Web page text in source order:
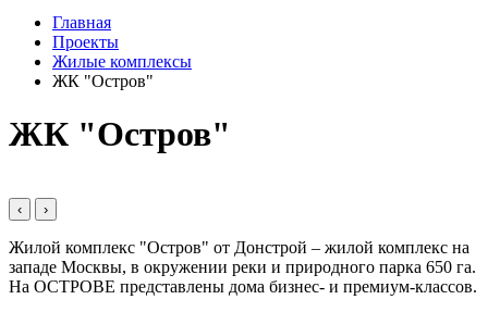
Главная
Проекты
Жилые комплексы
ЖК "Остров"
ЖК "Остров"
‹ ›
Жилой комплекс "Остров" от Донстрой – жилой комплекс на
западе Москвы, в окружении реки и природного парка 650 га.
На ОСТРОВЕ представлены дома бизнес- и премиум-классов.